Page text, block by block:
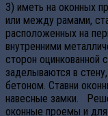
3) иметь на оконных
или между рамами,
расположенных на
внутренними
сторон оцинкованной
заделываются в
бетоном. Ставни
навесные замки.
оконные проемы и